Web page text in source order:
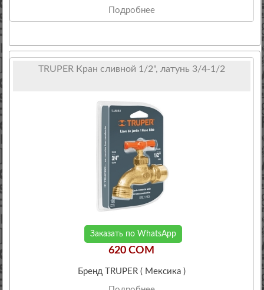
Подробнее
TRUPER Кран сливной 1/2", латунь 3/4-1/2
Заказать по WhatsApp
620 COM
Бренд TRUPER ( Мексика )